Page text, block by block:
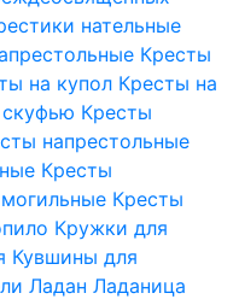
нательные
Кресты
на купол Кресты на
скуфью Кресты
напрестольные
Кресты
Кресты
Кружки для
Кувшины для
Ладан Ладаница